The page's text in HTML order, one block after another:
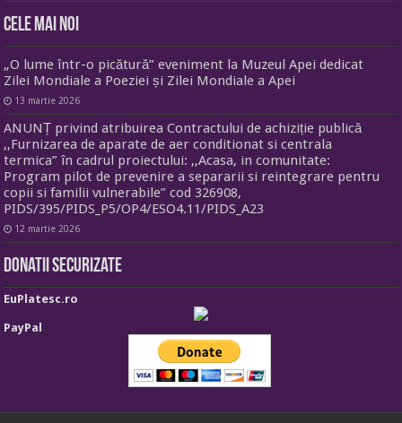
Cele mai noi
„O lume într-o picătură” eveniment la Muzeul Apei dedicat
Zilei Mondiale a Poeziei și Zilei Mondiale a Apei
13 martie 2026
ANUNȚ privind atribuirea Contractului de achiziție publică
,,Furnizarea de aparate de aer conditionat si centrala
termica” în cadrul proiectului: ,,Acasa, in comunitate:
Program pilot de prevenire a separarii si reintegrare pentru
copii si familii vulnerabile” cod 326908,
PIDS/395/PIDS_P5/OP4/ESO4.11/PIDS_A23
12 martie 2026
Donatii securizate
EuPlatesc.ro
PayPal